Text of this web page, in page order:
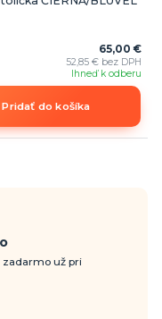
65,00 €
52,85 € bez DPH
Ihneď k odberu
Pridať do košíka
už pri